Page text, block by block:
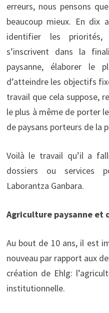
erreurs, nous pensons
beaucoup mieux. En
identifier les
s’inscrivent dans la
paysanne, élaborer le
d’atteindre les objectifs
travail que cela suppose,
le plus à même de porter
de paysans porteurs de la
Voilà le travail qu’il a
dossiers ou services
Laborantza Ganbara.
Agriculture paysanne
Au bout de 10 ans, il est
nouveau par rapport aux
création de Ehlg:
institutionnelle.